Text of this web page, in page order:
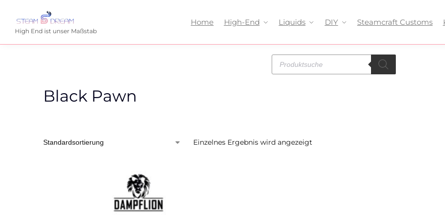
High End ist unser Maßstab
Home High-End Liquids DIY Steamcraft Customs
Black Pawn
Einzelnes Ergebnis wird angezeigt